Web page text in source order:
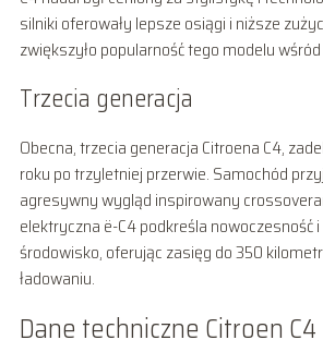
silniki oferowały lepsze osiągi i niższe
zwiększyło popularność tego modelu
Trzecia generacja
Obecna, trzecia generacja Citroena C4,
roku po trzyletniej przerwie. Samochód
agresywny wygląd inspirowany
elektryczna ë-C4 podkreśla nowoczesność i
środowisko, oferując zasięg do 350
ładowaniu.
Dane techniczne Citroen C4